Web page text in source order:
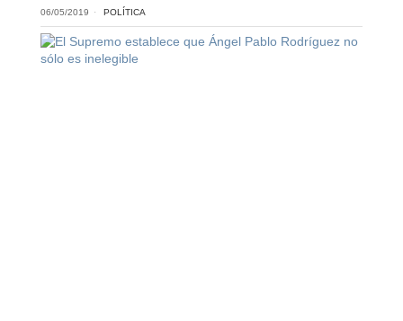
06/05/2019 POLÍTICA